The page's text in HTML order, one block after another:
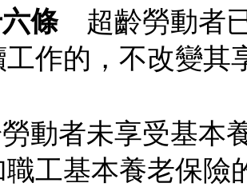
條超齡勞動者
作的，不改變其
動者未享受基本
工基本養老保險